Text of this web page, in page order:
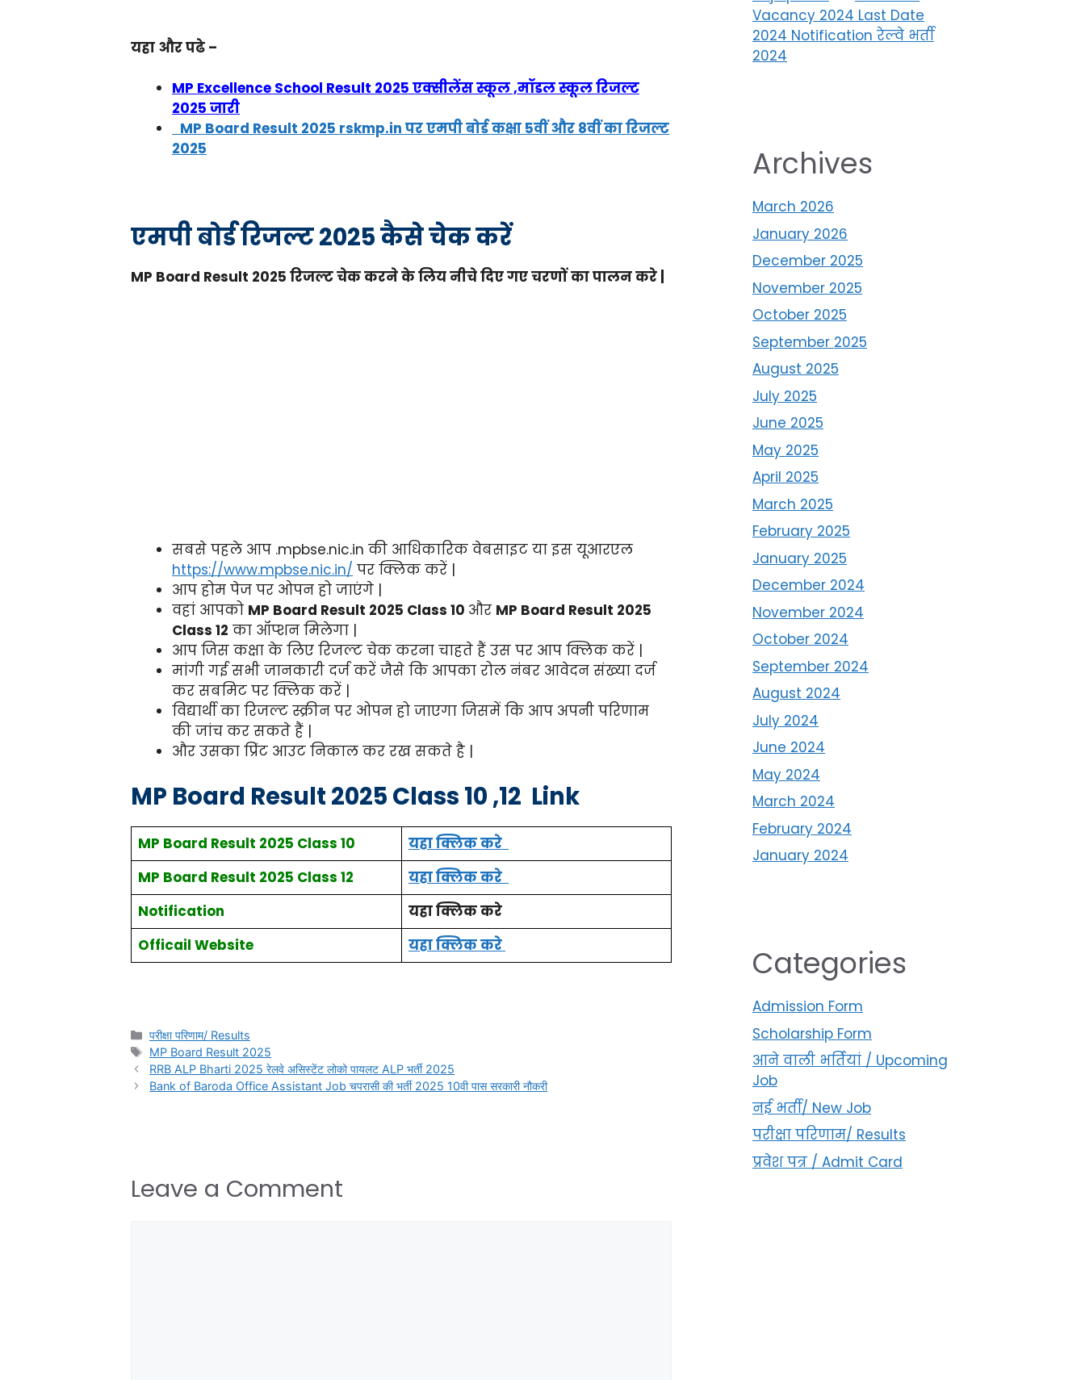
यहा और पढे –
MP Excellence School Result 2025 एक्सीलेंस स्कूल ,मॉडल स्कूल रिजल्ट
2025 जारी
MP Board Result 2025 rskmp.in पर एमपी बोर्ड कक्षा 5वीं और 8वीं का रिजल्ट
2025
एमपी बोर्ड रिजल्ट 2025 कैसे चेक करें
MP Board Result 2025 रिजल्ट चेक करने के लिय नीचे दिए गए चरणों का पालन करे |
सबसे पहले आप .mpbse.nic.in की आधिकारिक वेबसाइट या इस यूआरएल
https://www.mpbse.nic.in/ पर क्लिक करें |
आप होम पेज पर ओपन हो जाएंगे |
वहां आपको MP Board Result 2025 Class 10 और MP Board Result 2025
Class 12 का ऑप्शन मिलेगा |
आप जिस कक्षा के लिए रिजल्ट चेक करना चाहते हैं उस पर आप क्लिक करें |
मांगी गई सभी जानकारी दर्ज करें जैसे कि आपका रोल नंबर आवेदन संख्या दर्ज
कर सबमिट पर क्लिक करें |
विद्यार्थी का रिजल्ट स्क्रीन पर ओपन हो जाएगा जिसमें कि आप अपनी परिणाम
की जांच कर सकते हैं |
और उसका प्रिंट आउट निकाल कर रख सकते है |
MP Board Result 2025 Class 10 ,12 Link
MP Board Result 2025 Class 10
यहा क्लिक करे
MP Board Result 2025 Class 12
यहा क्लिक करे
Notification
यहा क्लिक करे
Officail Website
यहा क्लिक करे
परीक्षा परिणाम/ Results
MP Board Result 2025
RRB ALP Bharti 2025 रेलवे असिस्टेंट लोको पायलट ALP भर्ती 2025
Bank of Baroda Office Assistant Job चपरासी की भर्ती 2025 10वी पास सरकारी नौकरी
Leave a Comment
Vacancy 2024 Last Date
2024 Notification रेल्वे भर्ती
2024
Archives
March 2026
January 2026
December 2025
November 2025
October 2025
September 2025
August 2025
July 2025
June 2025
May 2025
April 2025
March 2025
February 2025
January 2025
December 2024
November 2024
October 2024
September 2024
August 2024
July 2024
June 2024
May 2024
March 2024
February 2024
January 2024
Categories
Admission Form
Scholarship Form
आने वाली भर्तियां / Upcoming
Job
नई भर्ती/ New Job
परीक्षा परिणाम/ Results
प्रवेश पत्र / Admit Card